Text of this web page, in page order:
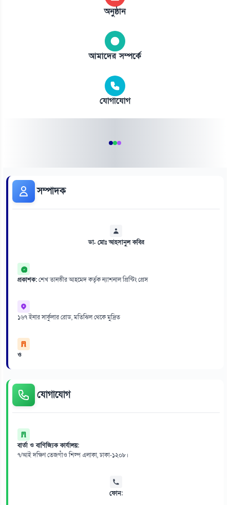
অনুষ্ঠান
আমাদের সম্পর্কে
যোগাযোগ
সম্পাদক
ডা. মোঃ আহসানুল কবির
প্রকাশক:শেখ তানভীর আহমেদ কর্তৃক ন্যাশনাল প্রিন্টিং প্রেস
১৬৭ ইনার সার্কুলার রোড, মতিঝিল থেকে মুদ্রিত
ও
যোগাযোগ
বার্তা ও বাণিজ্যিক কার্যালয়:
৭/আই দক্ষিণ তেজগাঁও শিল্প এলাকা, ঢাকা-১২০৮।
ফোন: